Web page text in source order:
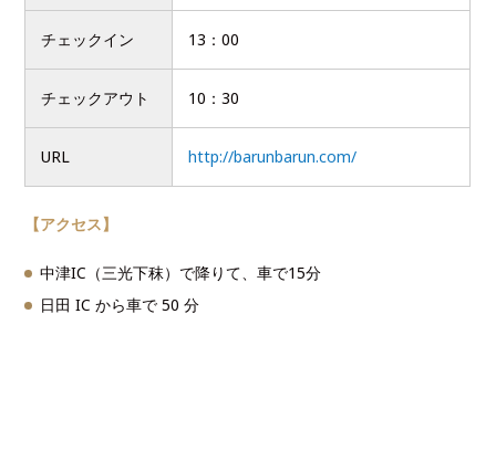
チェックイン 13：00
チェックアウト 10：30
URL http://barunbarun.com/
【アクセス】
中津IC（三光下秣）で降りて、車で15分
日田 IC から車で 50 分